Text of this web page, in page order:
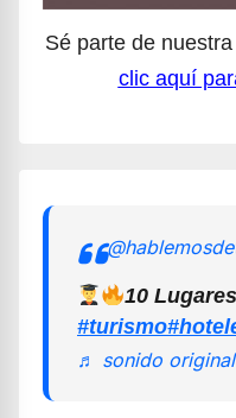
Sé parte de
clic aquí
10
#turismo
♬ sonido